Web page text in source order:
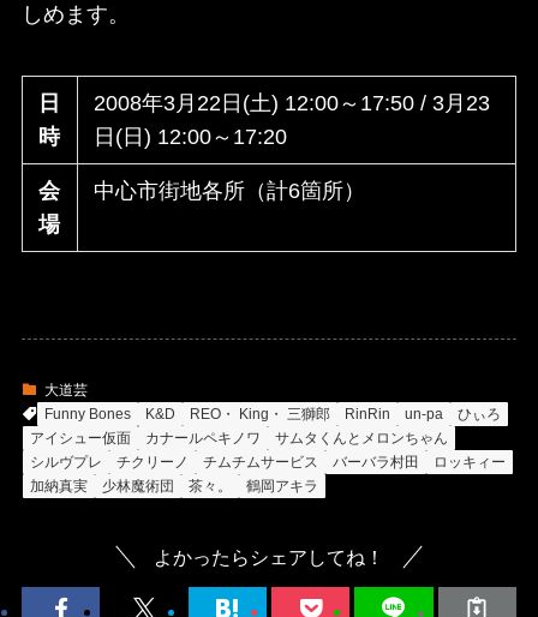
しめます。
日
時
2008年3月22日(土) 12:00～17:50 / 3月23
日(日) 12:00～17:20
会
場
中心市街地各所（計6箇所）
大道芸
Funny Bones
K&D REO・ King・ 三獅郎 RinRin un-pa
ひぃろ
アイシュー仮面
カナールペキノワ
サムタくんとメロンちゃん
シルヴプレ
チクリーノ チムチムサービス バーバラ村田
ロッキィー
加納真実
少林魔術団 茶々。 鶴岡アキラ
よかったらシェアしてね！